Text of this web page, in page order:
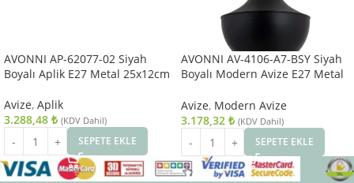
AVONNI AP-62077-02 Siyah
Boyalı Aplik E27 Metal 25x12cm
Avize, Aplik
3.288,48 ₺ (KDV Dahil)
SEPETE EKLE
AVONNI AV-4106-A7-BSY Siyah
Boyalı Modern Avize E27 Metal
Avize, Modern Avize
3.178,32 ₺ (KDV Dahil)
SEPETE EKLE